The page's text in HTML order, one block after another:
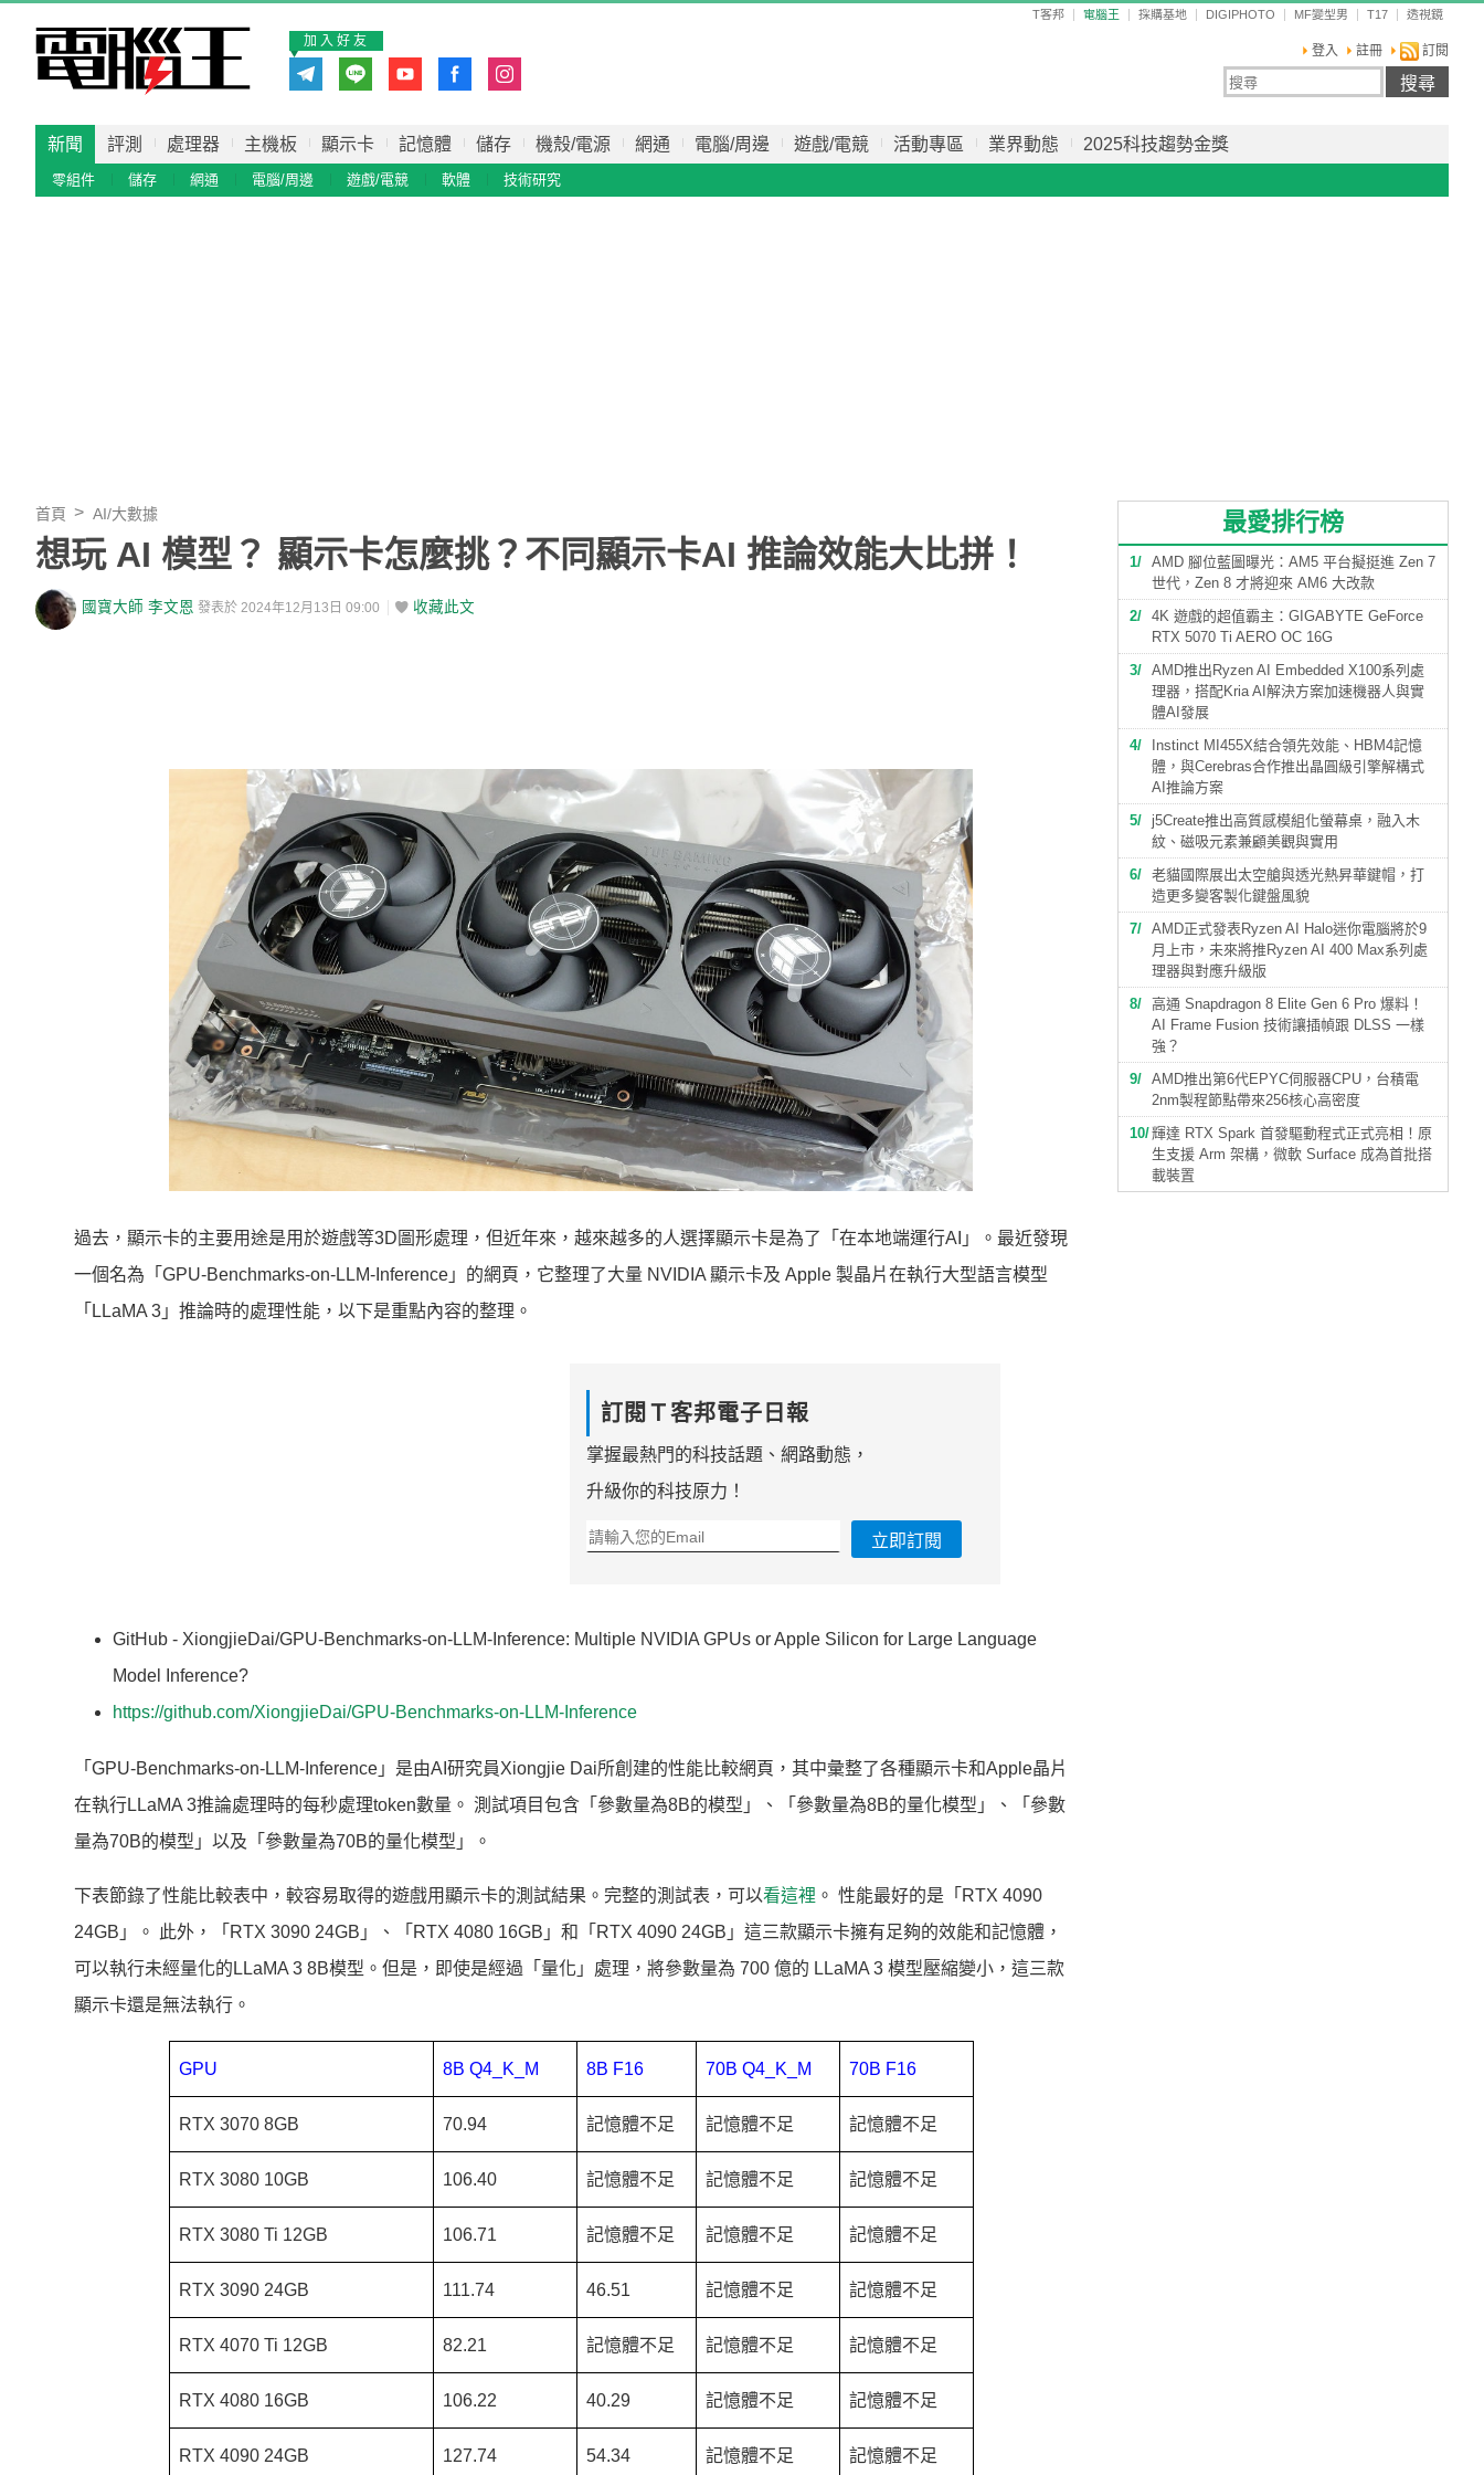
T客邦 電腦王 採購基地 DIGIPHOTO MF變型男 T17 透視鏡
登入 註冊 訂閱
加入好友
新聞 評測 處理器 主機板 顯示卡 記憶體 儲存 機殼/電源 網通 電腦/周邊 遊戲/電競 活動專區 業界動態 2025科技趨勢金獎
零組件 儲存 網通 電腦/周邊 遊戲/電競 軟體 技術研究
首頁 AI/大數據
想玩 AI 模型？ 顯示卡怎麼挑？不同顯示卡AI 推論效能大比拼！
國寶大師 李文恩 發表於 2024年12月13日 09:00 收藏此文
過去，顯示卡的主要用途是用於遊戲等3D圖形處理，但近年來，越來越多的人選擇顯示卡是為了「在本地端運行AI」。最近發現
一個名為「GPU-Benchmarks-on-LLM-Inference」的網頁，它整理了大量 NVIDIA 顯示卡及 Apple 製晶片在執行大型語言模型
「LLaMA 3」推論時的處理性能，以下是重點內容的整理。
訂閱Ｔ客邦電子日報
掌握最熱門的科技話題、網路動態，
升級你的科技原力！
立即訂閱
GitHub - XiongjieDai/GPU-Benchmarks-on-LLM-Inference: Multiple NVIDIA GPUs or Apple Silicon for Large Language
Model Inference?
https://github.com/XiongjieDai/GPU-Benchmarks-on-LLM-Inference
「GPU-Benchmarks-on-LLM-Inference」是由AI研究員Xiongjie Dai所創建的性能比較網頁，其中彙整了各種顯示卡和Apple晶片
在執行LLaMA 3推論處理時的每秒處理token數量。 測試項目包含「參數量為8B的模型」、「參數量為8B的量化模型」、「參數
量為70B的模型」以及「參數量為70B的量化模型」。
下表節錄了性能比較表中，較容易取得的遊戲用顯示卡的測試結果。完整的測試表，可以看這裡 。 性能最好的是「RTX 4090
24GB」。 此外，「RTX 3090 24GB」、「RTX 4080 16GB」和「RTX 4090 24GB」這三款顯示卡擁有足夠的效能和記憶體，
可以執行未經量化的LLaMA 3 8B模型。但是，即使是經過「量化」處理，將參數量為 700 億的 LLaMA 3 模型壓縮變小，這三款
顯示卡還是無法執行。
GPU 8B Q4_K_M 8B F16 70B Q4_K_M 70B F16
RTX 3070 8GB 70.94 記憶體不足 記憶體不足 記憶體不足
RTX 3080 10GB 106.40 記憶體不足 記憶體不足 記憶體不足
RTX 3080 Ti 12GB 106.71 記憶體不足 記憶體不足 記憶體不足
RTX 3090 24GB 111.74 46.51 記憶體不足 記憶體不足
RTX 4070 Ti 12GB 82.21 記憶體不足 記憶體不足 記憶體不足
RTX 4080 16GB 106.22 40.29 記憶體不足 記憶體不足
RTX 4090 24GB 127.74 54.34 記憶體不足 記憶體不足
最愛排行榜
1
AMD 腳位藍圖曝光：AM5 平台擬挺進 Zen 7
世代，Zen 8 才將迎來 AM6 大改款
2
4K 遊戲的超值霸主：GIGABYTE GeForce
RTX 5070 Ti AERO OC 16G
3
AMD推出Ryzen AI Embedded X100系列處
理器，搭配Kria AI解決方案加速機器人與實
體AI發展
4
Instinct MI455X結合領先效能、HBM4記憶
體，與Cerebras合作推出晶圓級引擎解構式
AI推論方案
5
j5Create推出高質感模組化螢幕桌，融入木
紋、磁吸元素兼顧美觀與實用
6
老貓國際展出太空艙與透光熱昇華鍵帽，打
造更多變客製化鍵盤風貌
7
AMD正式發表Ryzen AI Halo迷你電腦將於9
月上市，未來將推Ryzen AI 400 Max系列處
理器與對應升級版
8
高通 Snapdragon 8 Elite Gen 6 Pro 爆料！
AI Frame Fusion 技術讓插幀跟 DLSS 一樣
強？
9
AMD推出第6代EPYC伺服器CPU，台積電
2nm製程節點帶來256核心高密度
10 輝達 RTX Spark 首發驅動程式正式亮相！原
生支援 Arm 架構，微軟 Surface 成為首批搭
載裝置